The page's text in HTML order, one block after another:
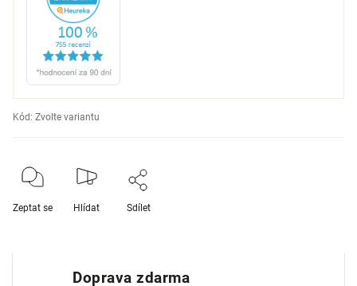
Kód: Zvolte variantu
Zeptat se Hlídat Sdílet
Doprava zdarma